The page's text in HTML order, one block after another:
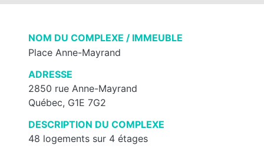
NOM DU COMPLEXE / IMMEUBLE
Place Anne-Mayrand
ADRESSE
2850 rue Anne-Mayrand
Québec, G1E 7G2
DESCRIPTION DU COMPLEXE
48 logements sur 4 étages